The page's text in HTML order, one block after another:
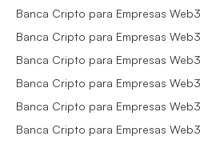
Banca Cripto para Empresas
Banca Cripto para Empresas
Banca Cripto para Empresas
Banca Cripto para Empresas
Banca Cripto para Empresas
Banca Cripto para Empresas